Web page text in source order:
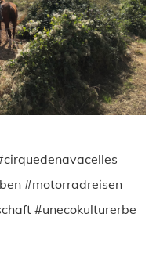
#motorradreisen
#unecokulturerbe